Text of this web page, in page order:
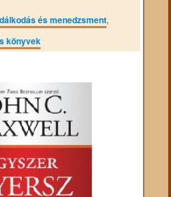
és menedzsment,
könyvek